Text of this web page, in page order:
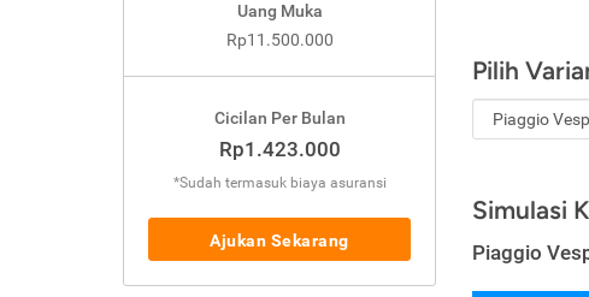
Uang Muka
Rp11.500.000
Cicilan Per Bulan
Rp1.423.000
*Sudah termasuk biaya asuransi
Ajukan Sekarang
Pilih
Simulasi
Piaggio